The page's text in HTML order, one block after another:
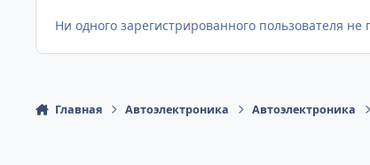
Ни одного зарегистрированного пользователя
Главная Автоэлектроника Автоэлектроника